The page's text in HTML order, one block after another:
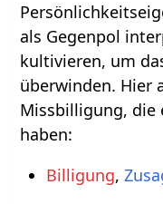
als Gegenpol
kultivieren, um
überwinden. Hier
Missbilligung, die
haben:
Billigung,